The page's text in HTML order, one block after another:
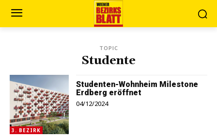
TOPIC
Studente
3. BEZIRK
Studenten-Wohnheim Milestone
Erdberg eröffnet
04/12/2024